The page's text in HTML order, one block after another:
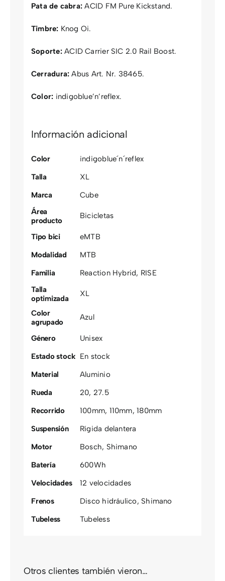
Pata de cabra: ACID FM Pure Kickstand.
Timbre: Knog Oi.
Soporte:ACID Carrier SIC 2.0 Rail Boost.
Cerradura: Abus Art. Nr. 38465.
Color: indigoblue’n’reflex.
Información adicional
Color
indigoblue´n´reflex
Talla
XL
Marca
Cube
Área
producto
Bicicletas
Tipo bici
eMTB
Modalidad
MTB
Familia
Reaction Hybrid, RISE
Talla
optimizada
XL
Color
agrupado
Azul
Género
Unisex
Estado stock En stock
Material
Aluminio
Rueda
20, 27.5
Recorrido
100mm, 110mm,180mm
Suspensión
Rígida delantera
Motor
Bosch, Shimano
Batería
600Wh
Velocidades
12 velocidades
Frenos
Disco hidráulico, Shimano
Tubeless
Tubeless
Otros clientes también vieron…